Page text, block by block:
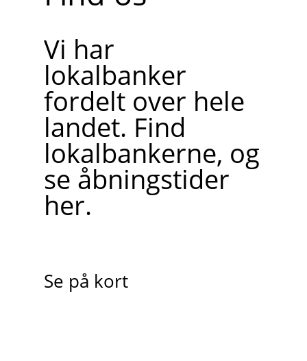
Vi har
lokalbanker
fordelt over hele
landet. Find
lokalbankerne, og
se åbningstider
her.
Se på kort